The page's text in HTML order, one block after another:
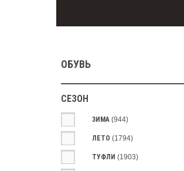
ОБУВЬ
СЕЗОН
ЗИМА(944)
ЛЕТО(1794)
ТУФЛИ(1903)